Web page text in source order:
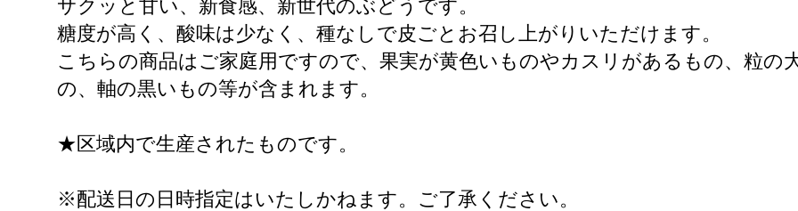
サクッと甘い、新食感、新世代のぶどうです。
糖度が高く、酸味は少なく、種なしで皮ごとお召し上がりいただけます。
こちらの商品はご家庭用ですので、果実が黄色いものやカスリがあるもの、粒の
の、軸の黒いもの等が含まれます。
★区域内で生産されたものです。
※配送日の日時指定はいたしかねます。ご了承ください。